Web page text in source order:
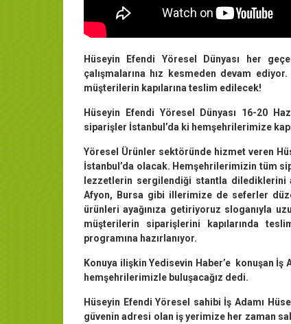
Hüseyin Efendi Yöresel Dünyası her
çalışmalarına hız kesmeden devam
müşterilerin kapılarına teslim edilecek!
Hüseyin Efendi Yöresel Dünyası 16-20
siparişler İstanbul’da ki hemşehrilerimize
Yöresel Ürünler sektöründe hizmet veren
İstanbul’da olacak. Hemşehrilerimizin tüm
lezzetlerin sergilendiği stantla dilediklerini
Afyon, Bursa gibi illerimize de seferler
ürünleri ayağınıza getiriyoruz sloganıyla
müşterilerin siparişlerini kapılarında
programına hazırlanıyor.
Konuya ilişkin Yedisevin Haber’e konuşan İş
hemşehrilerimizle buluşacağız dedi.
Hüseyin Efendi Yöresel sahibi İş Adamı
güvenin adresi olan iş yerimize her zaman